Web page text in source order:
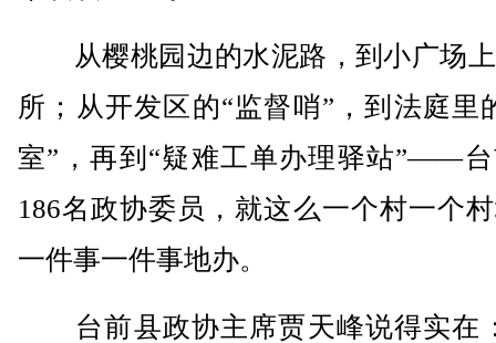
从樱桃园边的水泥路，到小广场
所；从开发区的“监督哨”，到法庭里
室”，再到“疑难工单办理驿站”——
186名政协委员，就这么一个村一个
一件事一件事地办。
台前县政协主席贾天峰说得实在